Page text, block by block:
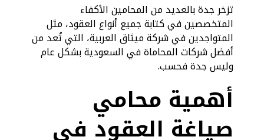
تزخر جدة بالعديد من المحامين الأكفاء
المتخصصين في كتابة جميع أنواع العقود، مثل
المتواجدين في شركة ميثاق العربية، التي تُعد من
أفضل شركات المحاماة في السعودية بشكل عام
وليس جدة فحسب.
أهمية محامي
صياغة العقود في